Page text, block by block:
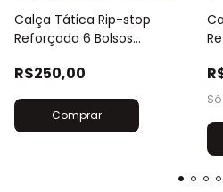
Calça Tática Rip-stop
Reforçada 6 Bolsos
R$250,00
Comprar